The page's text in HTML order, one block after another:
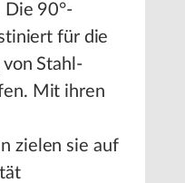
Die 90°-
für die
Stahl-
Mit ihren
zielen sie auf